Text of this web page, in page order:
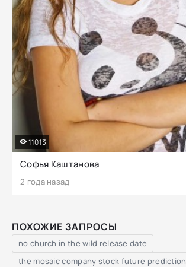
Софья Каштанова
2 года назад
11013
ПОХОЖИЕ ЗАПРОСЫ
no church in the wild release date
the mosaic company stock future prediction